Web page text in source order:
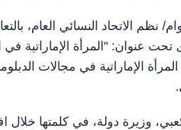
26 يونيو/ وام/ نظم الاتحاد النسائي
عنوان: "المرأة الإماراتية في
المرأة الإماراتية في مجالات
وزيرة دولة، في كلمتها خلال